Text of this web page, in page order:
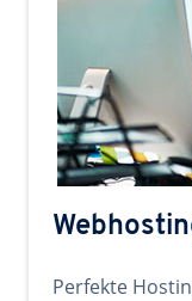
Perfekte